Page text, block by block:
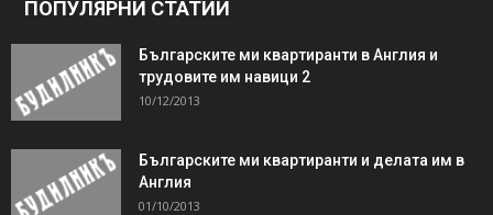
ПОПУЛЯРНИ СТАТИИ
Българските ми квартиранти в Англия и
трудовите им навици 2
10/12/2013
Българските ми квартиранти и делата им в
Англия
01/10/2013